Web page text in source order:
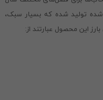
تولید شده که بسیار سبک،
این محصول عبارتند از: